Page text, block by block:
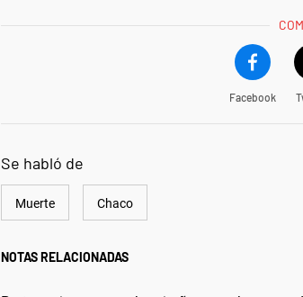
Facebook
Se habló de
Muerte Chaco
NOTAS RELACIONADAS